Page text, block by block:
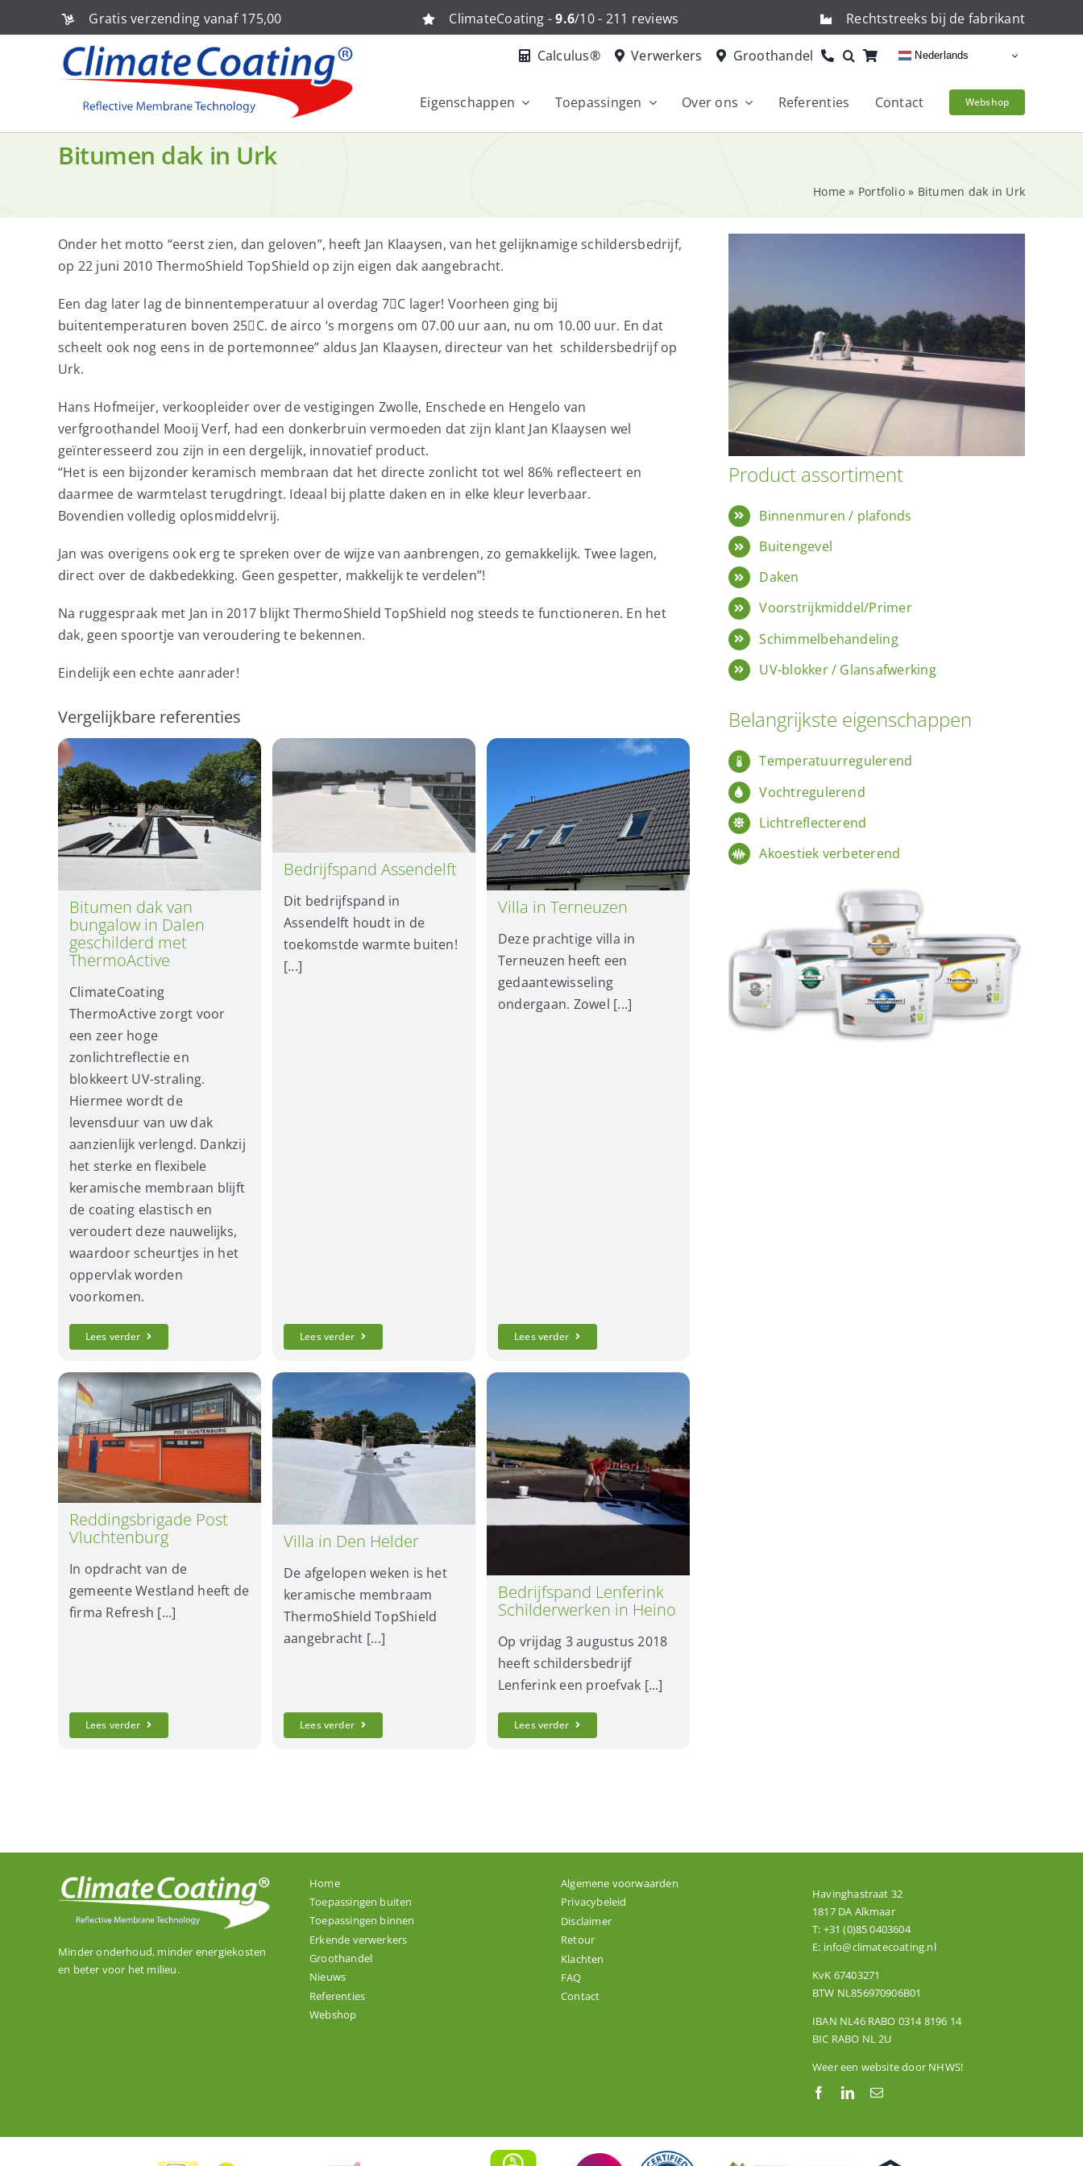
naar
Gratis verzending vanaf 175,00 ClimateCoating -9.6/10 - 211 reviews Rechtstreeks bij de fabrikant
Calculus® Verwerkers Groothandel Nederlands
Eigenschappen Toepassingen Over ons Referenties Contact Webshop
Bitumen dak in Urk
Home » Portfolio» Bitumen dak in Urk
Onder het motto “eerst zien, dan geloven”, heeft Jan Klaaysen, van het gelijknamige schildersbedrijf,
op 22 juni 2010 ThermoShield TopShield op zijn eigen dak aangebracht.
Een dag later lag de binnentemperatuur al overdag 7C lager! Voorheen ging bij
buitentemperaturen boven 25C. de airco ‘s morgens om 07.00 uur aan, nu om 10.00 uur. En dat
scheelt ook nog eens in de portemonnee” aldus Jan Klaaysen, directeur van het schildersbedrijf op
Urk.
Hans Hofmeijer, verkoopleider over de vestigingen Zwolle, Enschede en Hengelo van
verfgroothandel Mooij Verf, had een donkerbruin vermoeden dat zijn klant Jan Klaaysen wel
geïnteresseerd zou zijn in een dergelijk, innovatief product.
“Het is een bijzonder keramisch membraan dat het directe zonlicht tot wel 86% reflecteert en
daarmee de warmtelast terugdringt. Ideaal bij platte daken en in elke kleur leverbaar.
Bovendien volledig oplosmiddelvrij.
Jan was overigens ook erg te spreken over de wijze van aanbrengen, zo gemakkelijk. Twee lagen,
direct over de dakbedekking. Geen gespetter, makkelijk te verdelen”!
Na ruggespraak met Jan in 2017 blijkt ThermoShield TopShield nog steeds te functioneren. En het
dak, geen spoortje van veroudering te bekennen.
Eindelijk een echte aanrader!
Vergelijkbare referenties
Bitumen dak van
bungalow in Dalen
geschilderd met
ThermoActive
ClimateCoating
ThermoActive zorgt voor
een zeer hoge
zonlichtreflectie en
blokkeert UV-straling.
Hiermee wordt de
levensduur van uw dak
aanzienlijk verlengd. Dankzij
het sterke en flexibele
keramische membraan blijft
de coating elastisch en
veroudert deze nauwelijks,
waardoor scheurtjes in het
oppervlak worden
voorkomen.
Lees verder
Bedrijfspand Assendelft
Dit bedrijfspand in
Assendelft houdt in de
toekomstde warmte buiten!
[...]
Lees verder
Villa in Terneuzen
Deze prachtige villa in
Terneuzen heeft een
gedaantewisseling
ondergaan. Zowel [...]
Lees verder
Reddingsbrigade Post
Vluchtenburg
In opdracht van de
gemeente Westland heeft de
firma Refresh [...]
Lees verder
Villa in Den Helder
De afgelopen weken is het
keramische membraam
ThermoShield TopShield
aangebracht [...]
Lees verder
Bedrijfspand Lenferink
Schilderwerken in Heino
Op vrijdag 3 augustus 2018
heeft schildersbedrijf
Lenferink een proefvak [...]
Lees verder
Product assortiment
Binnenmuren / plafonds
Buitengevel
Daken
Voorstrijkmiddel/Primer
Schimmelbehandeling
UV-blokker / Glansafwerking
Belangrijkste eigenschappen
Temperatuurregulerend
Vochtregulerend
Lichtreflecterend
Akoestiek verbeterend
Minder onderhoud, minder energiekosten
en beter voor het milieu.
Home
Toepassingen buiten
Toepassingen binnen
Erkende verwerkers
Groothandel
Nieuws
Referenties
Webshop
Algemene voorwaarden
Privacybeleid
Disclaimer
Retour
Klachten
FAQ
Contact
Havinghastraat 32
1817 DA Alkmaar
T: +31 (0)85 0403604
E: info@climatecoating.nl
KvK 67403271
BTW NL856970906B01
IBAN NL46 RABO 0314 8196 14
BIC RABO NL 2U
Weer een website door NHWS!